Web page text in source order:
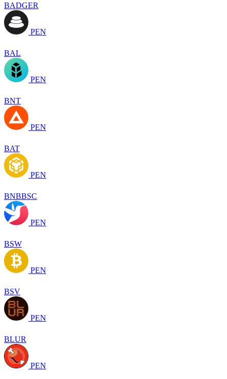
BADGER
PEN
BAL
PEN
BNT
PEN
BAT
PEN
BNBBSC
PEN
BSW
PEN
BSV
PEN
BLUR
PEN